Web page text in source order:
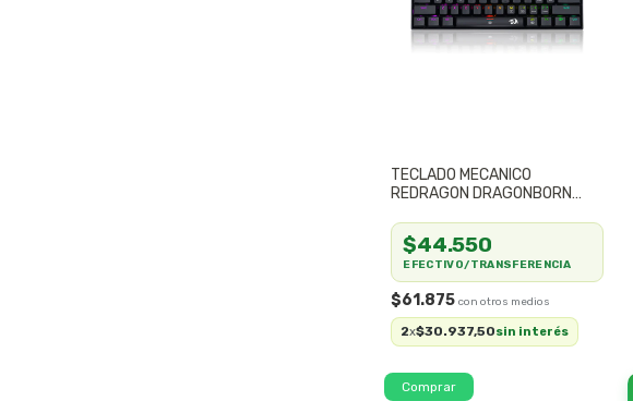
TECLADO MECANICO
REDRAGON DRAGONBORN
$61.875
2x$30.937,50sin interés
$44.550
EFECTIVO/TRANSFERENCIA
Comprar